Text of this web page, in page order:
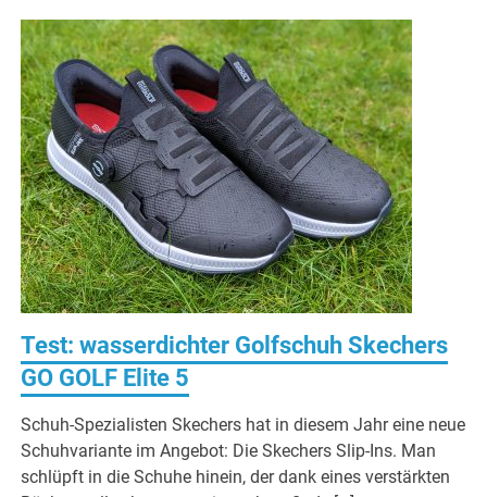
Test: wasserdichter Golfschuh Skechers
GO GOLF Elite 5
Schuh-Spezialisten Skechers hat in diesem Jahr eine neue
Schuhvariante im Angebot: Die Skechers Slip-Ins. Man
schlüpft in die Schuhe hinein, der dank eines verstärkten